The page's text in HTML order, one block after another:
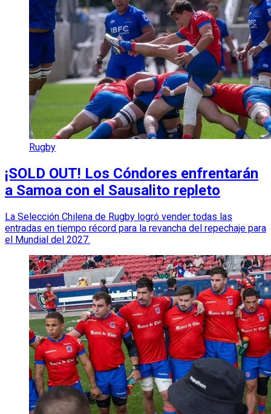
Rugby
¡SOLD OUT! Los Cóndores enfrentarán
a Samoa con el Sausalito repleto
La Selección Chilena de Rugby logró vender todas las
entradas en tiempo récord para la revancha del repechaje para
el Mundial del 2027.